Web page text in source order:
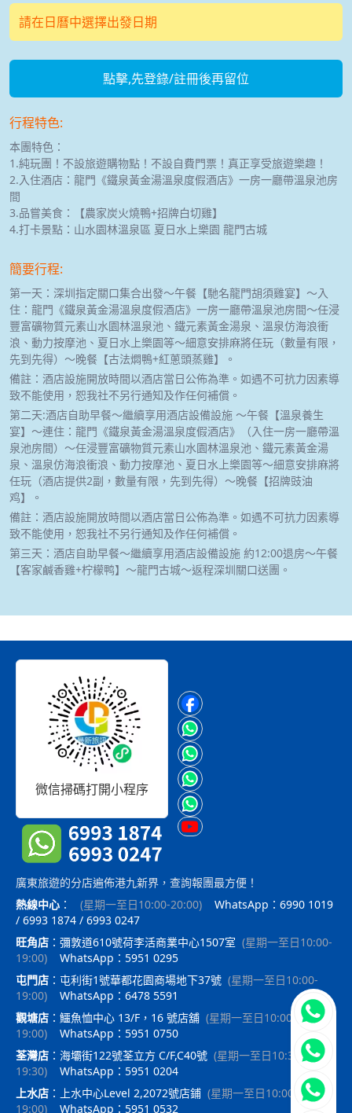
請在日曆中選擇出發日期
點擊,先登錄/註冊後再留位
行程特色:
本團特色：
1.純玩團！不設旅遊購物點！不設自費門票！真正享受旅遊樂趣！
2.入住酒店：龍門《鐵泉黃金湯溫泉度假酒店》一房一廳帶溫泉池房
間
3.品嘗美食：【農家炭火燒鴨+招牌白切雞】
4.打卡景點：山水園林溫泉區 夏日水上樂園 龍門古城
簡要行程:
第一天：深圳指定關口集合出發～午餐【馳名龍門胡須雞宴】～入
住：龍門《鐵泉黃金湯溫泉度假酒店》一房一廳帶溫泉池房間～任浸
豐富礦物質元素山水園林溫泉池、鐵元素黃金湯泉、溫泉仿海浪衝
浪、動力按摩池、夏日水上樂園等～細意安排麻將任玩（數量有限，
先到先得）～晚餐【古法燜鴨+紅蔥頭蒸雞】。
備註：酒店設施開放時間以酒店當日公佈為準。如遇不可抗力因素導
致不能使用，恕我社不另行通知及作任何補償。
第二天:酒店自助早餐～繼續享用酒店設備設施 ～午餐【溫泉養生
宴】～連住：龍門《鐵泉黃金湯溫泉度假酒店》（入住一房一廳帶溫
泉池房間）～任浸豐富礦物質元素山水園林溫泉池、鐵元素黃金湯
泉、溫泉仿海浪衝浪、動力按摩池、夏日水上樂園等～細意安排麻將
任玩（酒店提供2副，數量有限，先到先得）～晚餐【招牌豉油
鸡】。
備註：酒店設施開放時間以酒店當日公佈為準。如遇不可抗力因素導
致不能使用，恕我社不另行通知及作任何補償。
第三天：酒店自助早餐～繼續享用酒店設備設施 約12:00退房～午餐
【客家鹹香雞+柠檬鸭】～龍門古城～返程深圳關口送團。
微信掃碼打開小程序
廣東旅遊的分店遍佈港九新界，查詢報團最方便！
熱線中心 ： (星期一至日10:00-20:00)
WhatsApp：6990 1019
/ 6993 1874 / 6993 0247
旺角店 ： 彌敦道610號荷李活商業中心1507室 (星期一至日10:00-
19:00)
WhatsApp：5951 0295
屯門店 ： 屯利街1號華都花園商場地下37號 (星期一至日10:00-
19:00)
WhatsApp：6478 5591
觀塘店 ： 鱷魚恤中心 13/F，16 號店舖 (星期一至日10:00-
19:00)
WhatsApp：5951 0750
荃灣店 ： 海壩街122號荃立方 C/F,C40號 (星期一至日10:30-
19:30)
WhatsApp：5951 0204
上水店 ： 上水中心Level 2,2072號店鋪 (星期一至日10:00-
19:00) WhatsApp：5951 0532
立即